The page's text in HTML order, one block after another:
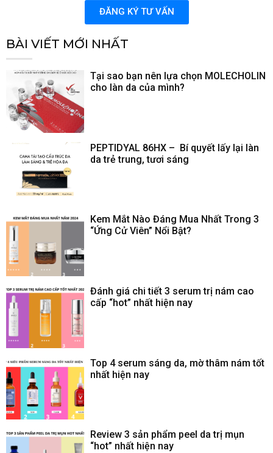
ĐĂNG KÝ TƯ VẤN
BÀI VIẾT MỚI NHẤT
Tại sao bạn nên lựa chọn MOLECHOLIN
cho làn da của mình?
PEPTIDYAL 86HX – Bí quyết lấy lại làn
da trẻ trung, tươi sáng
Kem Mắt Nào Đáng Mua Nhất Trong 3
“Ứng Cử Viên” Nổi Bật?
Đánh giá chi tiết 3 serum trị nám cao
cấp “hot” nhất hiện nay
Top 4 serum sáng da, mờ thâm nám tốt
nhất hiện nay
Review 3 sản phẩm peel da trị mụn
“hot” nhất hiện nay